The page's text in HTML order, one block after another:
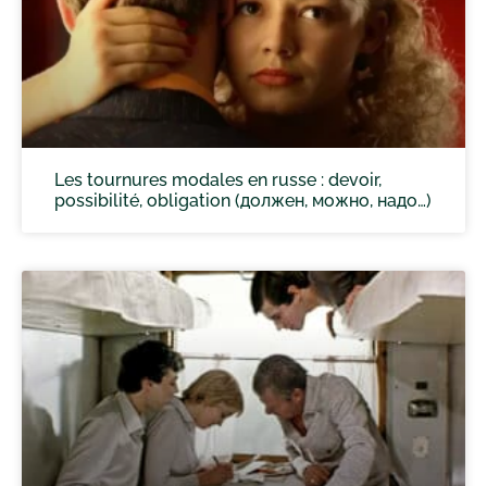
Les tournures modales en russe : devoir,
possibilité, obligation (должен, можно, надо…)